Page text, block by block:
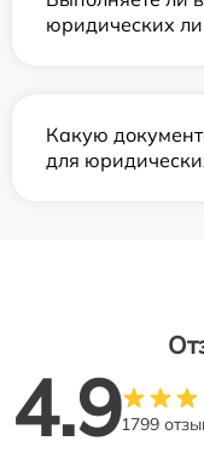
юридических
Какую
для
4.91799